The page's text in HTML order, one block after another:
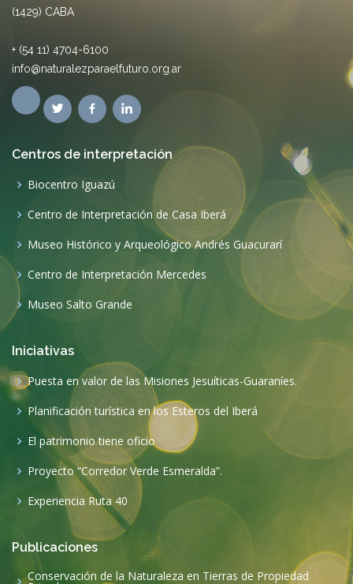
(1429) CABA
+ (54 11) 4704-6100
info@naturalezparaelfuturo.org.ar
Centros de interpretación
Biocentro Iguazú
Centro de Interpretación de Casa Iberá
Museo Histórico y Arqueológico Andrés Guacurarí
Centro de Interpretación Mercedes
Museo Salto Grande
Iniciativas
Puesta en valor de las Misiones Jesuíticas-Guaraníes.
Planificación turística en los Esteros del Iberá
El patrimonio tiene oficio
Proyecto “Corredor Verde Esmeralda”.
Experiencia Ruta 40
Publicaciones
Conservación de la Naturaleza en Tierras de Propiedad